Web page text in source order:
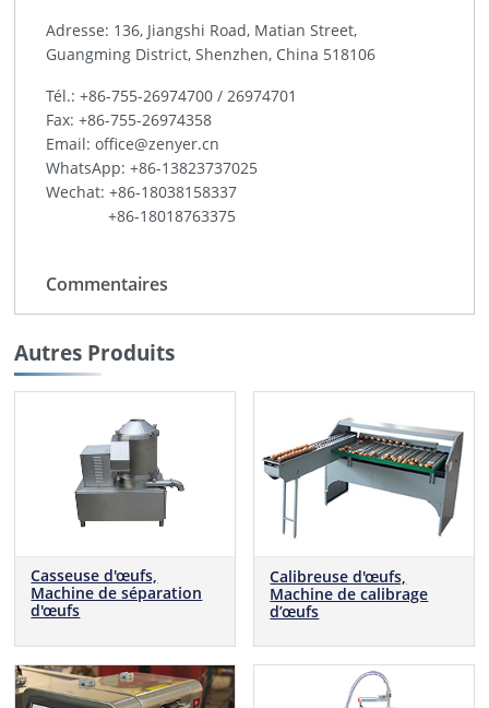
Adresse: 136, Jiangshi Road, Matian Street,
Guangming District, Shenzhen, China 518106
Tél.:+86-755-26974700 / 26974701
Fax: +86-755-26974358
Email:office@zenyer.cn
WhatsApp:+86-13823737025
Wechat: +86-18038158337
+86-18018763375
Commentaires
Autres Produits
Casseuse d'œufs,
Machine de séparation
d'œufs
Calibreuse d'œufs,
Machine de calibrage
d’œufs